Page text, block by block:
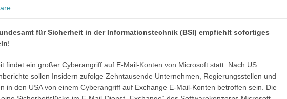
für Sicherheit in der Informationstechnik (BSI) empfiehlt sofortiges
!
findet ein großer Cyberangriff auf E-Mail-Konten von Microsoft statt. Nach US
sollen Insidern zufolge Zehntausende Unternehmen, Regierungsstellen und
in den USA von einem Cyberangriff auf Exchange E-Mail-Konten betroffen sein. Die